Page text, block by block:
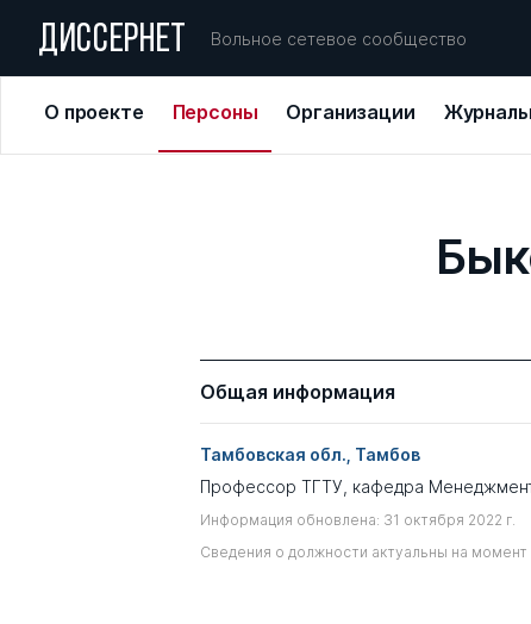
ДИССЕРНЕТ Вольное сетевое сообщество
О проекте Персоны Организации Журналы
Общая информация
Тамбовская обл., Тамбов
Профессор ТГТУ, кафедра
Информация обновлена: 31 октября 2022 г.
Сведения о должности актуальны на момент